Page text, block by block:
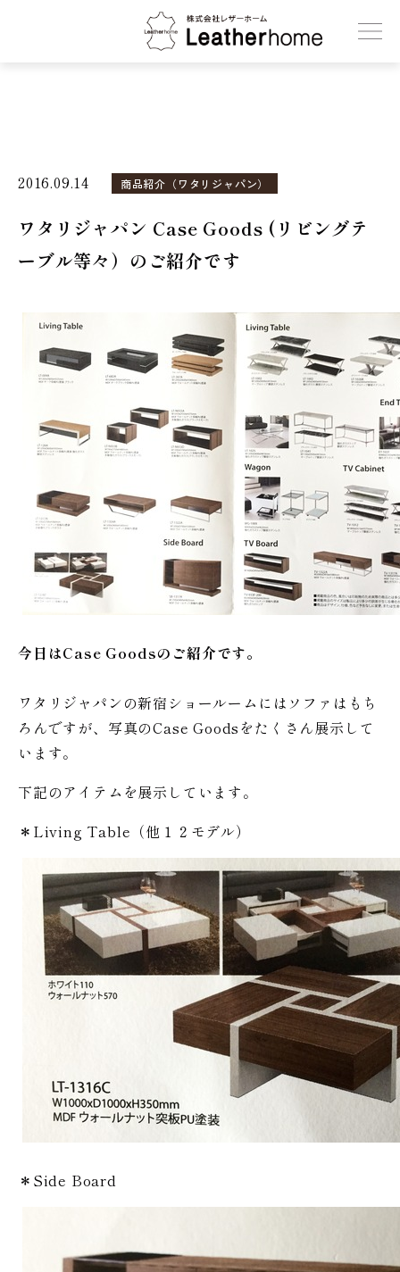
株式会社レザーホーム
2016.09.14 商品紹介（ワタリジャパン）
ワタリジャパン Case Goods (リビングテ
ーブル等々）のご紹介です
今日はCase Goodsのご紹介です。
ワタリジャパンの新宿ショールームにはソファはもち
ろんですが、写真のCase Goodsをたくさん展示して
います。
下記のアイテムを展示しています。
＊Living Table（他１２モデル）
＊Side Board